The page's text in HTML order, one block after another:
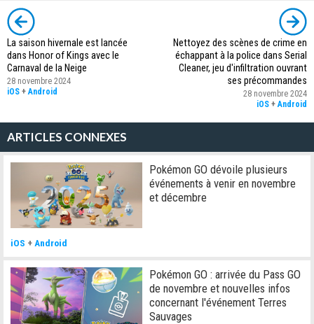
La saison hivernale est lancée
dans Honor of Kings avec le
Carnaval de la Neige
28 novembre 2024
iOS +Android
Nettoyez des scènes de crime en
échappant à la police dans Serial
Cleaner, jeu d'infiltration ouvrant
ses précommandes
28 novembre 2024
iOS +Android
ARTICLES CONNEXES
Pokémon GO dévoile plusieurs
événements à venir en novembre
et décembre
iOS + Android
Pokémon GO : arrivée du Pass GO
de novembre et nouvelles infos
concernant l'événement Terres
Sauvages